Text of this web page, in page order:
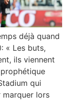
déjà quand
« Les buts,
ils viennent
qui
marquer lors